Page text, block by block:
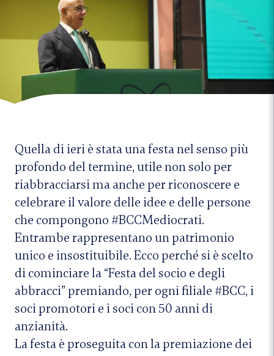
Quella di ieri è stata una festa nel senso più
profondo del termine, utile non solo per
riabbracciarsi ma anche per riconoscere e
celebrare il valore delle idee e delle persone
che compongono #BCCMediocrati.
Entrambe rappresentano un patrimonio
unico e insostituibile. Ecco perché si è scelto
di cominciare la “Festa del socio e degli
abbracci” premiando, per ogni filiale #BCC, i
soci promotori e i soci con 50 anni di
anzianità.
La festa è proseguita con la premiazione dei